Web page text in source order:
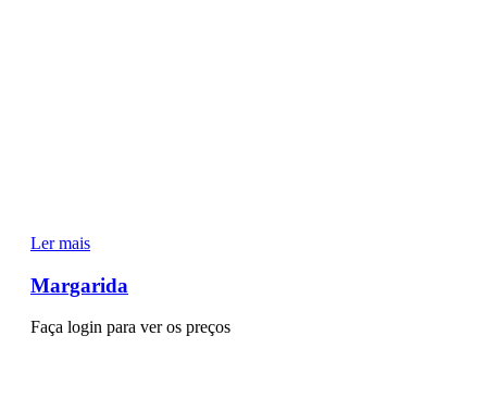
Ler mais
Margarida
Faça login para ver os preços